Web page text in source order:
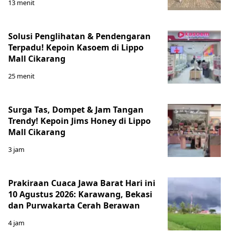
13 menit
Solusi Penglihatan & Pendengaran
Terpadu! Kepoin Kasoem di Lippo
Mall Cikarang
25 menit
Surga Tas, Dompet & Jam Tangan
Trendy! Kepoin Jims Honey di Lippo
Mall Cikarang
3 jam
Prakiraan Cuaca Jawa Barat Hari ini
10 Agustus 2026: Karawang, Bekasi
dan Purwakarta Cerah Berawan
4 jam